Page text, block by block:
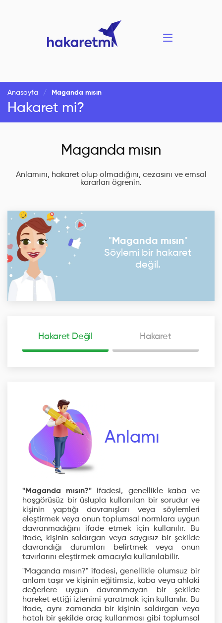
Anasayfa Maganda mısın
Hakaret mi?
Maganda mısın
Anlamını, hakaret olup olmadığını, cezasını ve emsal
kararları ögrenin.
"Maganda mısın"
Söylemi bir hakaret
değil.
Hakaret Değil Hakaret
Anlamı
"Maganda mısın?" ifadesi, genellikle kaba ve
hoşgörüsüz bir üslupla kullanılan bir sorudur ve
kişinin yaptığı davranışları veya söylemleri
eleştirmek veya onun toplumsal normlara uygun
davranmadığını ifade etmek için kullanılır. Bu
ifade, kişinin saldırgan veya saygısız bir şekilde
davrandığı durumları belirtmek veya onun
tavırlarını eleştirmek amacıyla kullanılabilir.
"Maganda mısın?" ifadesi, genellikle olumsuz bir
anlam taşır ve kişinin eğitimsiz, kaba veya ahlaki
değerlere uygun davranmayan bir şekilde
hareket ettiği izlenimi yaratmak için kullanılır. Bu
ifade, aynı zamanda bir kişinin saldırgan veya
hatalı bir şekilde araç kullanması gibi toplumsal